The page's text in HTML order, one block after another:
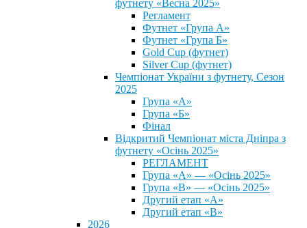
футнету «Весна 2025»
Регламент
Футнет «Група А»
Футнет «Група Б»
Gold Cup (футнет)
Silver Cup (футнет)
Чемпіонат України з футнету, Сезон
2025
Група «А»
Група «Б»
Фінал
Відкритий Чемпіонат міста Дніпра з
футнету «Осінь 2025»
РЕГЛАМЕНТ
Група «А» — «Осінь 2025»
Група «В» — «Осінь 2025»
Другий етап «А»
Другий етап «В»
2026